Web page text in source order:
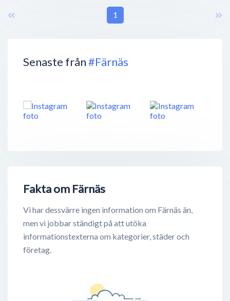
Senaste från#Färnäs
Fakta om Färnäs
Vi har dessvärre ingen information om Färnäs än,
men vi jobbar ständigt på att utöka
informationstexterna om kategorier, städer och
företag.
1